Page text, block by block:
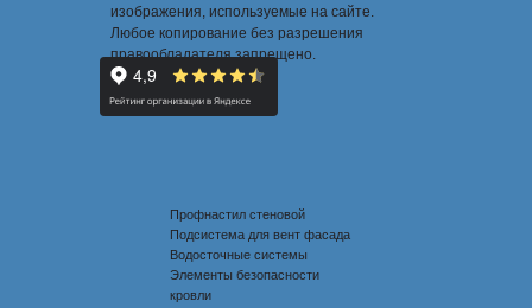
изображения, используемые на сайте.
Любое копирование без разрешения
правообладателя запрещено.
Профнастил стеновой
Подсистема для вент фасада
Водосточные системы
Элементы безопасности
кровли